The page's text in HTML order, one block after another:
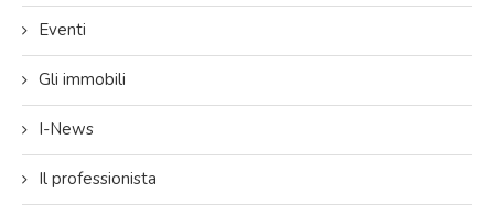
Eventi
Gli immobili
I-News
Il professionista